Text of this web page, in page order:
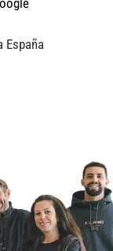
España